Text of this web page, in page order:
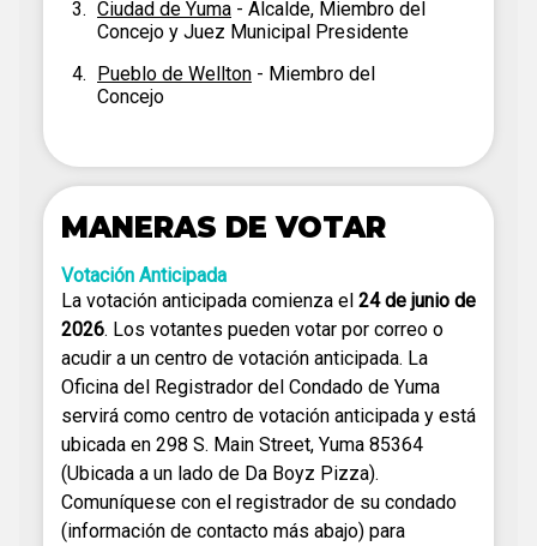
Ciudad de Yuma - Alcalde, Miembro del
Concejo y Juez Municipal Presidente
Pueblo de Wellton - Miembro del
Concejo
MANERAS DE VOTAR
Votación Anticipada
La votación anticipada comienza el 24 de junio de
2026. Los votantes pueden votar por correo o
acudir a un centro de votación anticipada. La
Oficina del Registrador del Condado de Yuma
servirá como centro de votación anticipada y está
ubicada en 298 S. Main Street, Yuma 85364
(Ubicada a un lado de Da Boyz Pizza).
Comuníquese con el registrador de su condado
(información de contacto más abajo) para